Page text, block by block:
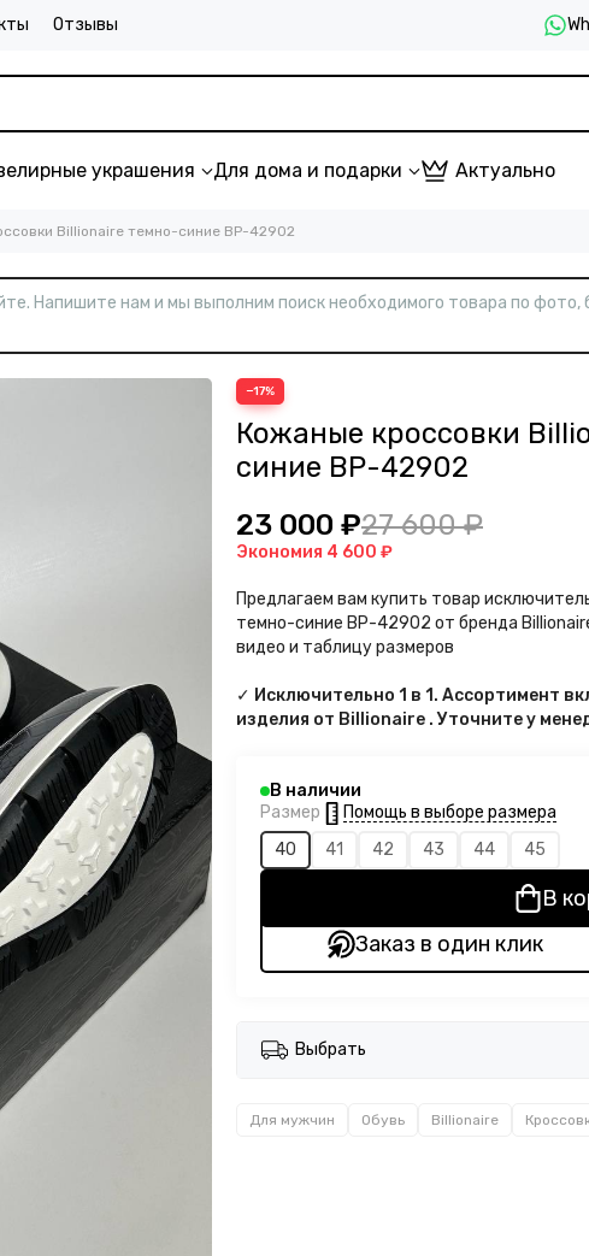
Отзывы
украшения Для дома и подарки Актуально
Billionaire темно-синие BP-42902
Напишите нам и мы выполним поиск необходимого товара по фото,
−17%
Кожаные кроссовки
синие BP-42902
23 000 ₽27 600 ₽
Экономия 4 600 ₽
Предлагаем вам купить товар
темно-синие BP-42902 от бренда
видео и таблицу размеров
✓ Исключительно 1 в 1. Ассортимент
изделия от Billionaire . Уточните у
В наличии
Размер
Помощь в выборе размера
40
41 42 43 44 45
В
Заказ в один клик
Выбрать
Для мужчин Обувь Billionaire